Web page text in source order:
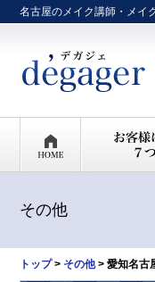
名古屋のメイク講師・メイ
その他
トップ> その他> 愛知名古